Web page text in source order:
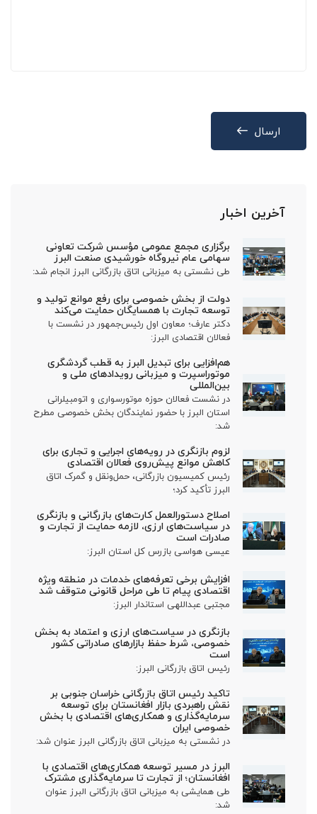
ارسال
آخرین اخبار
برگزاری مجمع عمومی مؤسس شرکت تعاونی
سهامی عام نیروگاه خورشیدی صنعت البرز
طی نشستی به میزبانی اتاق بازرگانی البرز انجام شد:
دولت از بخش خصوصی برای رفع موانع تولید و
توسعه تجارت با همسایگان حمایت می‌کند
دکتر عارف؛ معاون اول رئیس‌جمهور در نشست با
فعالان اقتصادی البرز:
هم‌افزایی برای تبدیل البرز به قطب گردشگری
موتوراسپرت و میزبانی رویدادهای ملی و
بین‌المللی
در نشست فعالان حوزه موتورسواری و اتومبیلرانی
استان البرز با حضور نمایندگان بخش خصوصی مطرح
شد:
لزوم بازنگری در رویه‌های اجرایی و تجاری برای
کاهش موانع پیش‌روی فعالان اقتصادی
رئیس کمیسیون بازرگانی، حمل‌ونقل و گمرک اتاق
البرز تأکید کرد؛
اصلاح دستورالعمل کارت‌های بازرگانی و بازنگری
در سیاست‌های ارزی، لازمه حمایت از تجارت و
صادرات است
عیسی هواسی بازرس کل استان البرز:
افزایش برخی تعرفه‌های خدمات در منطقه ویژه
اقتصادی پیام تا طی مراحل قانونی متوقف شد
مجتبی عبداللهی استاندار البرز:
بازنگری در سیاست‌های ارزی و اعتماد به بخش
خصوصی، شرط حفظ بازارهای صادراتی کشور
است
رئیس اتاق بازرگانی البرز:
تاکید رئیس اتاق بازرگانی خراسان جنوبی بر
نقش راهبردی بازار افغانستان برای توسعه
سرمایه‌گذاری و همکاری‌های اقتصادی با بخش
خصوصی ایران
در نشستی به میزبانی اتاق بازرگانی البرز عنوان شد:
البرز در مسیر توسعه همکاری‌های اقتصادی با
افغانستان؛ از تجارت تا سرمایه‌گذاری مشترک
طی همایشی به میزبانی اتاق بازرگانی البرز عنوان
شد: